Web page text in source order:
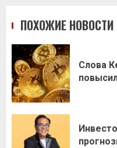
ПОХОЖИЕ НОВОСТИ
Слова